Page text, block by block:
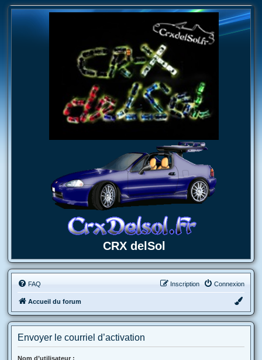
CRX delSol
FAQ Connexion
Inscription
Accueil du forum
Envoyer le courriel d’activation
Nom d’utilisateur :